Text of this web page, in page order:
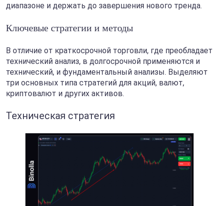
диапазоне и держать до завершения нового тренда.
Ключевые стратегии и методы
В отличие от краткосрочной торговли, где преобладает
технический анализ, в долгосрочной применяются и
технический, и фундаментальный анализы. Выделяют
три основных типа стратегий для акций, валют,
криптовалют и других активов.
Техническая стратегия